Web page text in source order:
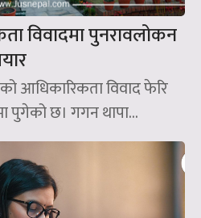
विवादमा पुनरावलोकन
आधिकारिकता विवाद फेरि
पुगेको छ। गगन थापा...